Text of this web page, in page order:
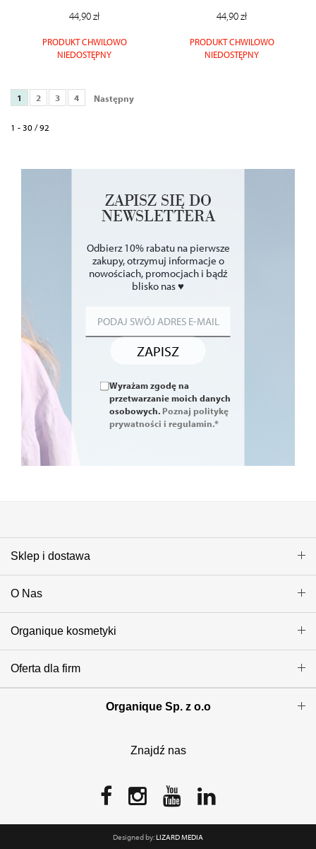
44,90 zł
PRODUKT CHWILOWO
NIEDOSTĘPNY
44,90 zł
PRODUKT CHWILOWO
NIEDOSTĘPNY
1 2 3 4 Następny
1 - 30 / 92
ZAPISZ SIĘ DO
NEWSLETTERA
Odbierz 10% rabatu na pierwsze
zakupy, otrzymuj informacje o
nowościach, promocjach i bądź
blisko nas ♥
ZAPISZ
Wyrażam zgodę na
przetwarzanie moich danych
osobowych. Poznaj politykę
prywatności i regulamin.*
Sklep i dostawa
O Nas
Organique kosmetyki
Oferta dla firm
Organique Sp. z o.o
Znajdź nas
Designed by:LIZARD MEDIA